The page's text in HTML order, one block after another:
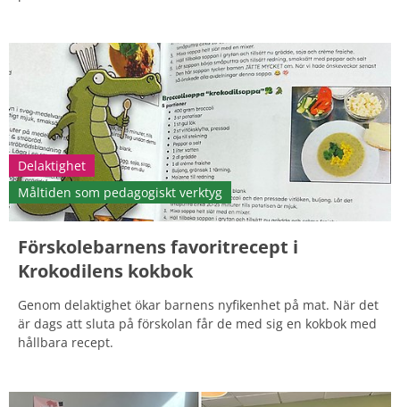
Delaktighet
Måltiden som pedagogiskt verktyg
Förskolebarnens favoritrecept i
Krokodilens kokbok
Genom delaktighet ökar barnens nyfikenhet på mat. När det
är dags att sluta på förskolan får de med sig en kokbok med
hållbara recept.